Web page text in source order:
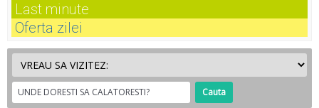
Last minute
Oferta zilei